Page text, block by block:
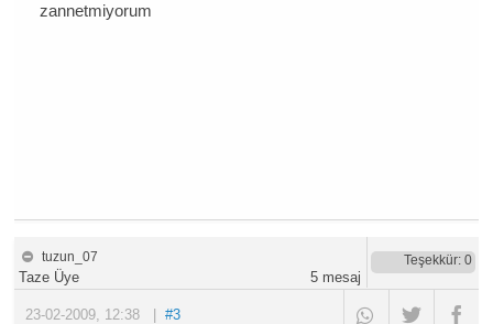
zannetmiyorum
tuzun_07
23-02-2009 12:38 |#3
Taze Üye
Teşekkür: 0
5mesaj